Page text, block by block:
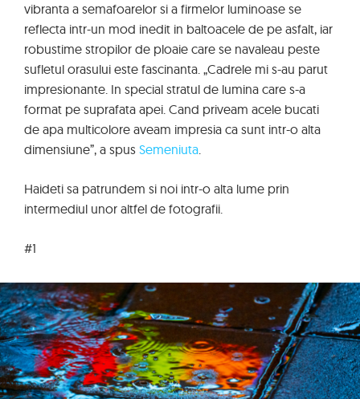
vibranta a semafoarelor si a firmelor luminoase se
reflecta intr-un mod inedit in baltoacele de pe asfalt, iar
robustime stropilor de ploaie care se navaleau peste
sufletul orasului este fascinanta. „Cadrele mi s-au parut
impresionante. In special stratul de lumina care s-a
format pe suprafata apei. Cand priveam acele bucati
de apa multicolore aveam impresia ca sunt intr-o alta
dimensiune”, a spus Semeniuta.
Haideti sa patrundem si noi intr-o alta lume prin
intermediul unor altfel de fotografii.
#1